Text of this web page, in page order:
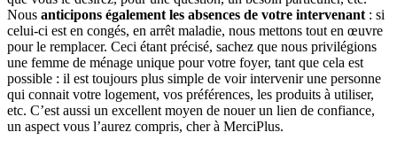
Nous anticipons également les absences de votre intervenant : si
celui-ci est en congés, en arrêt maladie, nous mettons tout en œuvre
pour le remplacer. Ceci étant précisé, sachez que nous privilégions
une femme de ménage unique pour votre foyer, tant que cela est
possible : il est toujours plus simple de voir intervenir une personne
qui connait votre logement, vos préférences, les produits à utiliser,
etc. C’est aussi un excellent moyen de nouer un lien de confiance,
un aspect vous l’aurez compris, cher à MerciPlus.